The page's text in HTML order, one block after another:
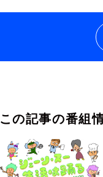
この記事の番組